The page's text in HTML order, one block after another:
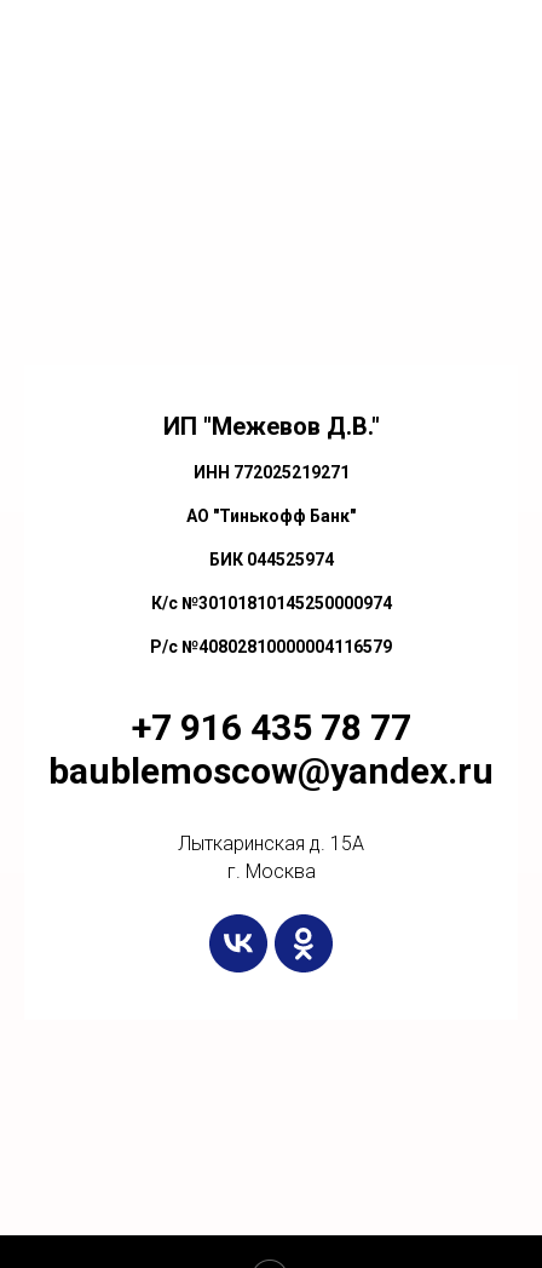
ИП "Межевов Д.В."
ИНН 772025219271
АО "Тинькофф Банк"
БИК 044525974
К/с №30101810145250000974
Р/с №40802810000004116579
+7 916 435 78 77
baublemoscow@yandex.ru
Лыткаринская д. 15А
г. Москва